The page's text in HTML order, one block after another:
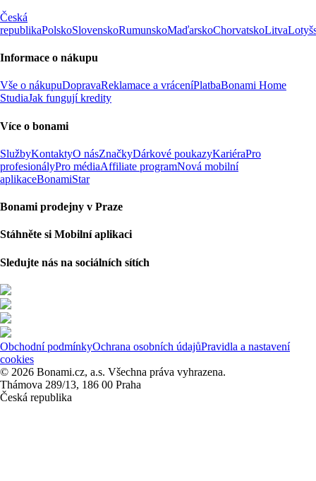
Česká
republikaPolskoSlovenskoRumunskoMaďarskoChorvatskoLitva
Informace o nákupu
Vše o nákupuDopravaReklamace a vráceníPlatbaBonami Home
StudiaJak fungují kredity
Více o bonami
SlužbyKontaktyO násZnačkyDárkové poukazyKariéraPro
profesionályPro médiaAffiliate programNová mobilní
aplikaceBonamiStar
Bonami prodejny v Praze
Stáhněte si Mobilní aplikaci
Sledujte nás na sociálních sítích
Obchodní podmínkyOchrana osobních údajůPravidla a nastavení
cookies
© 2026 Bonami.cz, a.s. Všechna práva vyhrazena.
Thámova 289/13, 186 00 Praha
Česká republika